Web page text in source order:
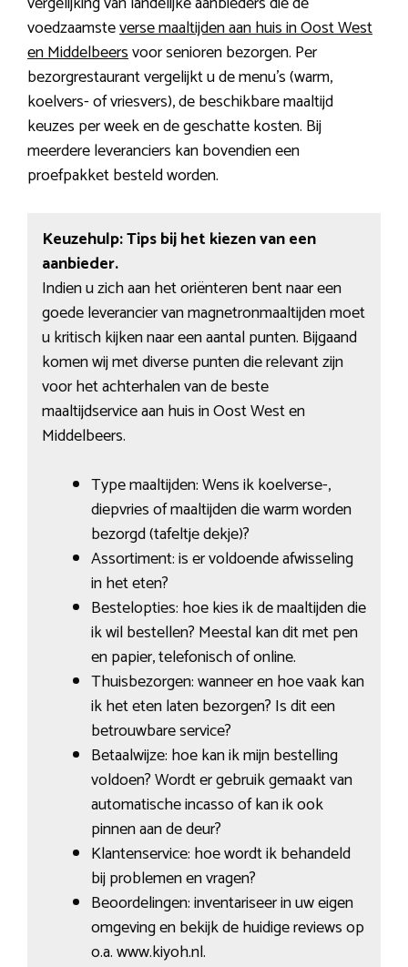
voedzaamsteverse maaltijden aan huis in Oost West
en Middelbeersvoor senioren bezorgen. Per
bezorgrestaurant vergelijkt u de menu’s (warm,
koelvers- of vriesvers), de beschikbare maaltijd
keuzes per week en de geschatte kosten. Bij
meerdere leveranciers kan bovendien een
proefpakket besteld worden.
Keuzehulp: Tips bij het kiezen van een
aanbieder.
Indien u zich aan het oriënteren bent naar een
goede leverancier van magnetronmaaltijden moet
u kritisch kijken naar een aantal punten. Bijgaand
komen wij met diverse punten die relevant zijn
voor het achterhalen van de beste
maaltijdservice aan huis in Oost West en
Middelbeers.
Type maaltijden: Wens ik koelverse-,
diepvries of maaltijden die warm worden
bezorgd (tafeltje dekje)?
Assortiment: is er voldoende afwisseling
in het eten?
Bestelopties: hoe kies ik de maaltijden die
ik wil bestellen? Meestal kan dit met pen
en papier, telefonisch of online.
Thuisbezorgen: wanneer en hoe vaak kan
ik het eten laten bezorgen? Is dit een
betrouwbare service?
Betaalwijze: hoe kan ik mijn bestelling
voldoen? Wordt er gebruik gemaakt van
automatische incasso of kan ik ook
pinnen aan de deur?
Klantenservice: hoe wordt ik behandeld
bij problemen en vragen?
Beoordelingen: inventariseer in uw eigen
omgeving en bekijk de huidige reviews op
o.a. www.kiyoh.nl.